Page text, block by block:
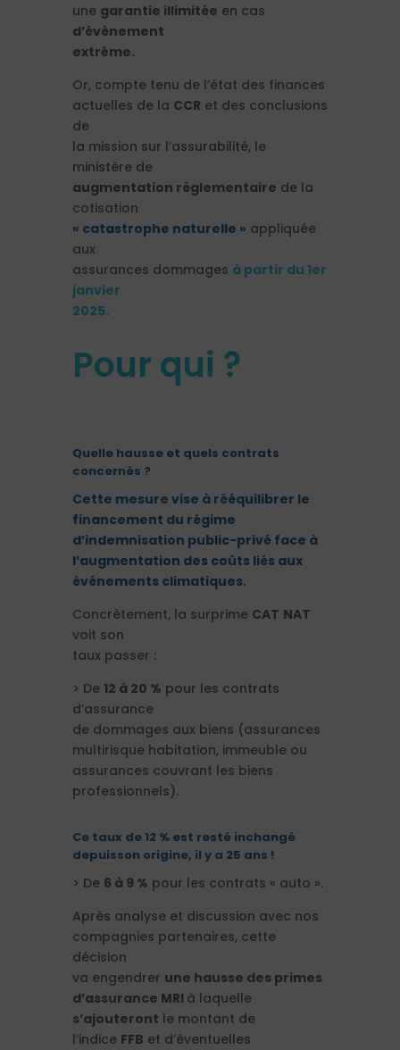
une garantie illimitée en cas
d’évènement
extrême.
Or, compte tenu de l’état des finances
actuelles de la CCR et des conclusions
de
la mission sur l’assurabilité, le
ministère de
augmentation réglementaire de la
cotisation
« catastrophe naturelle » appliquée
aux
assurances dommages à partir du 1er
janvier
2025.
Pour qui ?
Quelle hausse et quels contrats
concernés ?
Cette mesure vise à rééquilibrer le
financement du régime
d’indemnisation public-privé face à
l’augmentation des coûts liés aux
événements climatiques.
Concrètement, la surprime CAT NAT
voit son
taux passer :
> De 12 à 20 % pour les contrats
d’assurance
de dommages aux biens (assurances
multirisque habitation, immeuble ou
assurances couvrant les biens
professionnels).
Ce taux de 12 % est resté inchangé
depuisson origine, il y a 25 ans !
> De 6 à 9 % pour les contrats « auto ».
Après analyse et discussion avec nos
compagnies partenaires, cette
décision
va engendrer une hausse des primes
d’assurance MRI à laquelle
s’ajouteront le montant de
l’indice FFB et d’éventuelles